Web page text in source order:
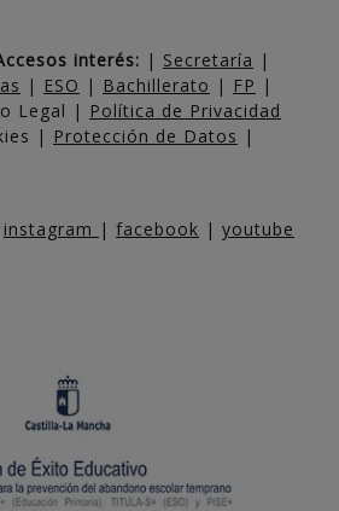
interés: | Secretaría |
| ESO | Bachillerato | FP |
Legal | Política de Privacidad
| Protección de Datos |
instagram | facebook | youtube